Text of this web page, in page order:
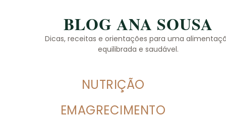
BLOG ANA SOUSA
Dicas, receitas e orientações para uma
equilibrada e saudável.
NUTRIÇÃO
EMAGRECIMENTO